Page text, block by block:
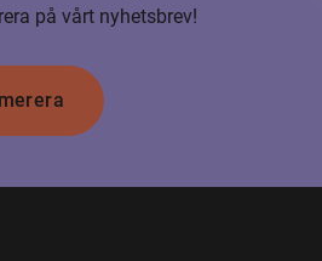
på vårt nyhetsbrev!